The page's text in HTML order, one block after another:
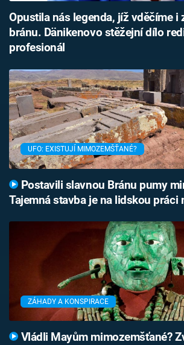
Opustila nás legenda, jíž vděčíme i
bránu. Dänikenovo stěžejní dílo
profesionál
UFO: EXISTUJÍ MIMOZEMŠŤANÉ?
Postavili slavnou Bránu pumy
Tajemná stavba je na lidskou práci
ZÁHADY A KONSPIRACE
Vládli Mayům mimozemšťané?